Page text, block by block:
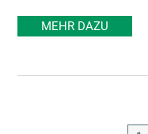
MEHR DAZU